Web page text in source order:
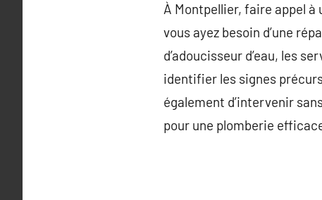
À Montpellier, faire appel
vous ayez besoin d’une
d’adoucisseur d’eau, les
identifier les signes
également d’intervenir
pour une plomberie